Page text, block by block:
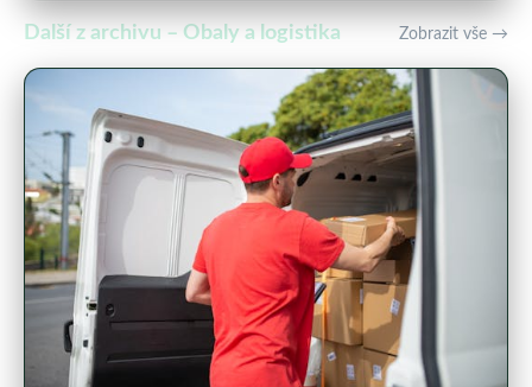
Další z archivu – Obaly a logistika Zobrazit vše →